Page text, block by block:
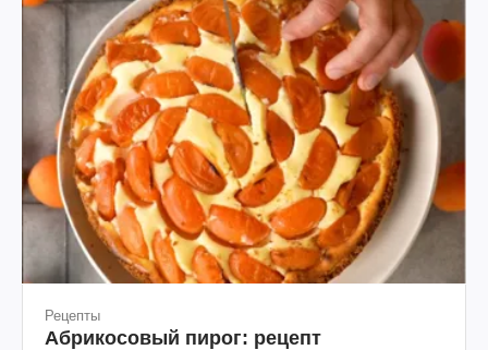
Рецепты
Абрикосовый пирог: рецепт